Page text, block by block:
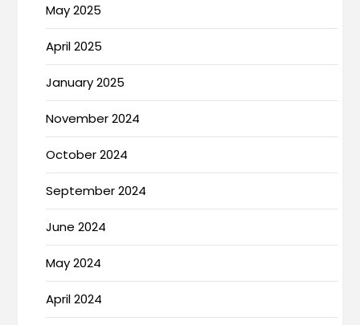
May 2025
April 2025
January 2025
November 2024
October 2024
September 2024
June 2024
May 2024
April 2024